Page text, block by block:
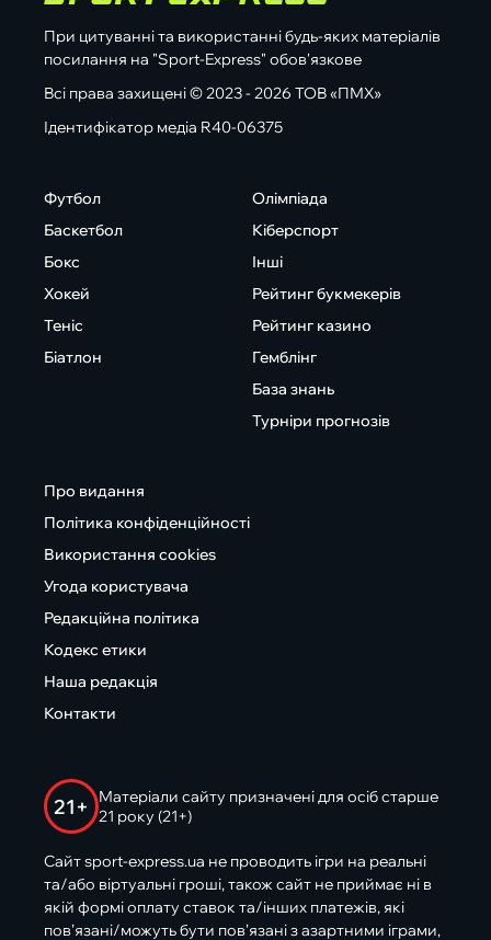
При цитуванні та використанні будь-яких матеріалів
посилання на "Sport-Express" обов'язкове
Всі права захищені © 2023 - 2026 ТОВ «ПМХ»
Ідентифікатор медіа R40-06375
Футбол
Баскетбол
Бокс
Хокей
Теніс
Біатлон
Олімпіада
Кіберспорт
Інші
Рейтинг букмекерів
Рейтинг казино
Гемблінг
База знань
Турніри прогнозів
Про видання
Політика конфіденційності
Використання cookies
Угода користувача
Редакційна політика
Кодекс етики
Наша редакція
Контакти
21+
Матеріали сайту призначені для осіб старше
21 року (21+)
Сайт sport-express.ua не проводить ігри на реальні
та/або віртуальні гроші, також сайт не приймає ні в
якій формі оплату ставок та/інших платежів, які
пов’язані/можуть бути пов’язані з азартними іграми,